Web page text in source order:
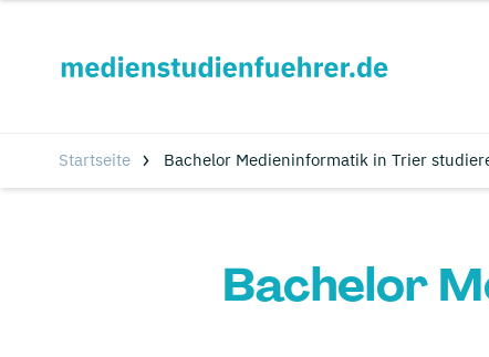
Startseite Bachelor Medieninformatik in Trier
Bachelor